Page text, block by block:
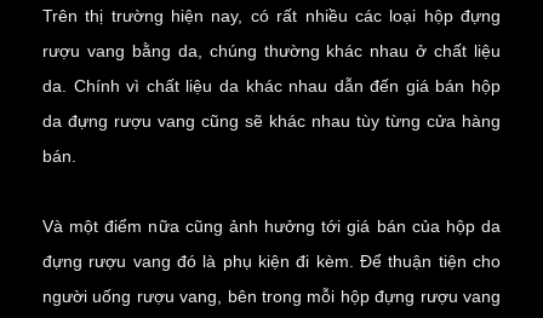
Trên thị trường hiện nay, có rất nhiều các loại hộp đựng
rượu vang bằng da, chúng thường khác nhau ở chất liệu
da. Chính vì chất liệu da khác nhau dẫn đến giá bán hộp
da đựng rượu vang cũng sẽ khác nhau tùy từng cửa hàng
bán.
Và một điểm nữa cũng ảnh hưởng tới giá bán của hộp da
đựng rượu vang đó là phụ kiện đi kèm. Để thuận tiện cho
người uống rượu vang, bên trong mỗi hộp đựng rượu vang